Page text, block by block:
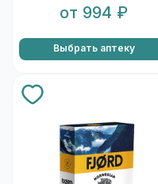
от 994 ₽
Выбрать аптеку